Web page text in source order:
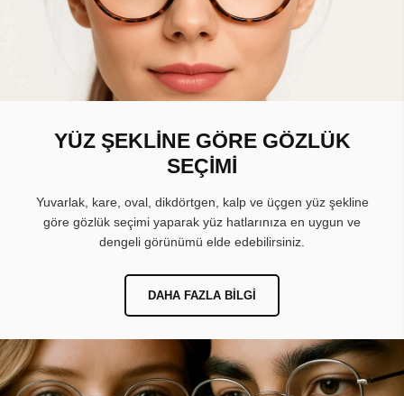
YÜZ ŞEKLİNE GÖRE GÖZLÜK
SEÇİMİ
Yuvarlak, kare, oval, dikdörtgen, kalp ve üçgen yüz şekline
göre gözlük seçimi yaparak yüz hatlarınıza en uygun ve
dengeli görünümü elde edebilirsiniz.
DAHA FAZLA BILGI